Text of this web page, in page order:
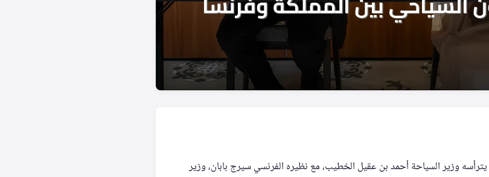
يترأسه وزير السياحة أحمد بن عقيل الخطيب، مع نظيره الفرنسي سيرج بابان، وزير